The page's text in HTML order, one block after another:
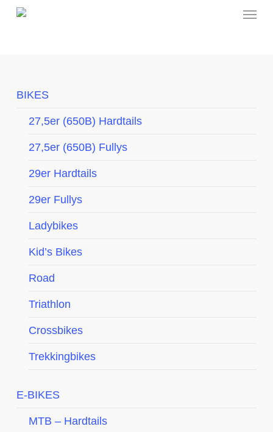
Menu
BIKES
27,5er (650B) Hardtails
27,5er (650B) Fullys
29er Hardtails
29er Fullys
Ladybikes
Kid’s Bikes
Road
Triathlon
Crossbikes
Trekkingbikes
E-BIKES
MTB – Hardtails